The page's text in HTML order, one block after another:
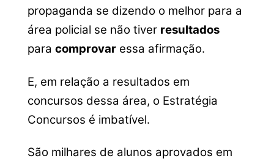
propaganda se dizendo o melhor para a
área policial se não tiver resultados
para comprovaressa afirmação.
E, em relação a resultados em
concursos dessa área, o Estratégia
Concursos é imbatível.
São milhares de alunos aprovados em